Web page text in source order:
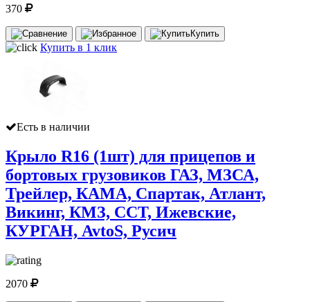
370
Купить
Купить в 1 клик
Есть в наличии
Крыло R16 (1шт) для прицепов и
бортовых грузовиков ГАЗ, МЗСА,
Трейлер, КАМА, Спартак, Атлант,
Викинг, КМЗ, ССТ, Ижевские,
КУРГАН, AvtoS, Русич
2070